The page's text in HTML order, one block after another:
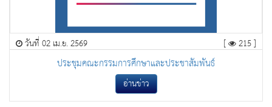
วันที่ 02 เม.ย. 2569 [ 215 ]
ประชุมคณะกรรมการศึกษาและประชาสัมพันธ์
อ่านข่าว